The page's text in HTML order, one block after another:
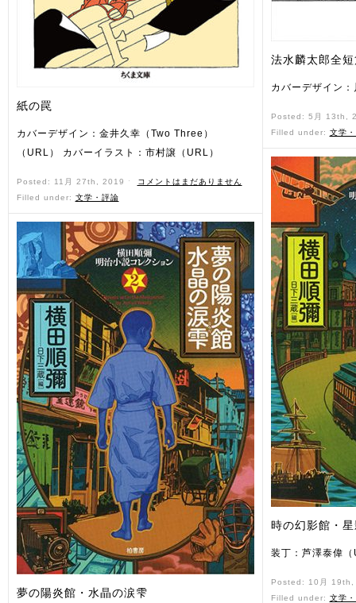
紙の罠
カバーデザイン：金井久幸（Two Three）
（URL） カバーイラスト：市村譲（URL）
Posted: 11月 27th, 2019 ˑ
コメントはまだありません
Filled under: 文学・評論
夢の陽炎館・水晶の涙雫
法水麟太郎全
カバーデザイン
Posted: 5月 13th,
Filled under: 文学
時の幻影館・
装丁：芦澤泰偉
Posted: 10月
Filled under: 文学